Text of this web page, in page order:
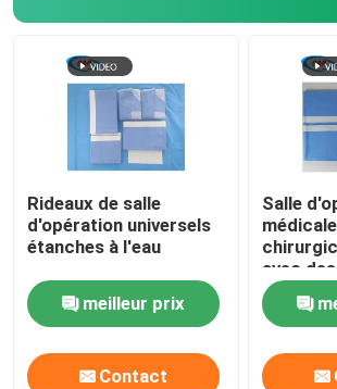
Rideaux de salle
d'opération universels
étanches à l'eau
meilleur prix
Contact
Salle
avec
tissés en